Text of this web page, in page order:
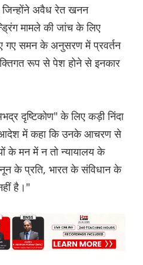
अवैध रेत खनन
मामले की जांच के लिए
गए समन के अनुसरण में प्रवर्तन
रूप से पेश होने से इनकार
दृष्टिकोण" के लिए कड़ी निंदा
में कहा कि उनके आचरण से
के मन में न तो न्यायालय के
के प्रति, भारत के संविधान के
है।"